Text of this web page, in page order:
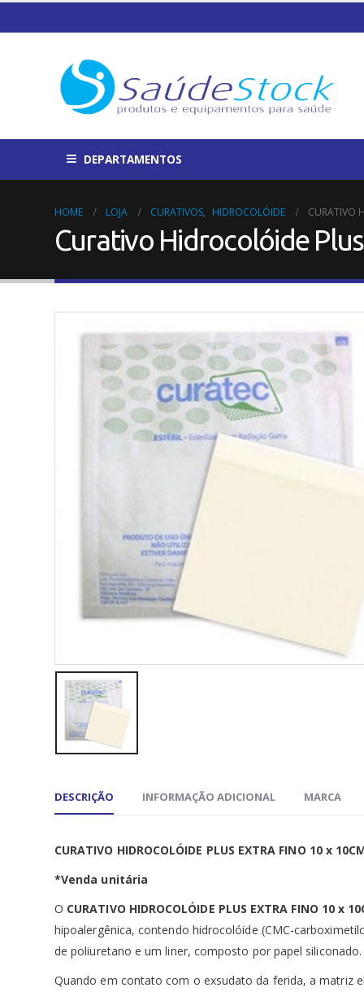
DEPARTAMENTOS
HOME LOJA CURATIVOS, HIDROCOLÓIDE CURATIVO
Curativo Hidrocolóide
DESCRIÇÃO INFORMAÇÃO ADICIONAL MARCA
CURATIVO HIDROCOLÓIDE PLUS EXTRA FINO 10 x
*Venda unitária
O CURATIVO HIDROCOLÓIDE PLUS EXTRA FINO 10 x
hipoalergênica, contendo hidrocolóide (CMC-
de poliuretano e um liner, composto por papel siliconado.
Quando em contato com o exsudato da ferida, a matriz